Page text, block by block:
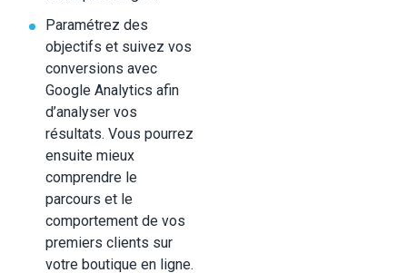
Paramétrez des
objectifs et suivez vos
conversions avec
Google Analytics afin
d’analyser vos
résultats. Vous pourrez
ensuite mieux
comprendre le
parcours et le
comportement de vos
premiers clients sur
votre boutique en ligne.